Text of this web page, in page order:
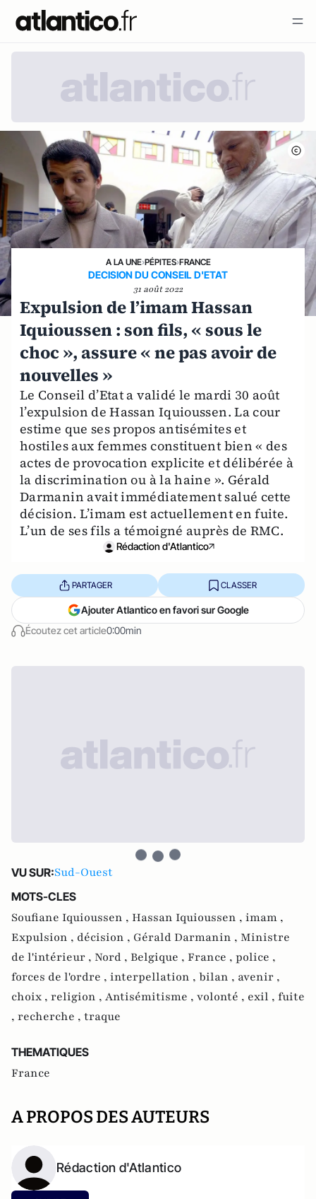
A LA UNE›PÉPITES›FRANCE
DECISION DU CONSEIL D'ETAT
31 août 2022
Expulsion de l’imam Hassan
Iquioussen : son fils, « sous le
choc », assure « ne pas avoir de
nouvelles »
Le Conseil d’Etat a validé le mardi 30 août
l’expulsion de Hassan Iquioussen. La cour
estime que ses propos antisémites et
hostiles aux femmes constituent bien « des
actes de provocation explicite et délibérée à
la discrimination ou à la haine ». Gérald
Darmanin avait immédiatement salué cette
décision. L’imam est actuellement en fuite.
L’un de ses fils a témoigné auprès de RMC.
Rédaction d'Atlantico
Écoutez cet article0:00min
PARTAGER CLASSER
Ajouter Atlantico en favori sur Google
VU SUR:Sud-Ouest
MOTS-CLES
Soufiane Iquioussen , Hassan Iquioussen , imam ,
Expulsion , décision , Gérald Darmanin , Ministre
de l'intérieur , Nord , Belgique , France , police ,
forces de l'ordre , interpellation , bilan , avenir ,
choix , religion , Antisémitisme , volonté , exil , fuite
, recherche , traque
THEMATIQUES
France
A PROPOS DES AUTEURS
Rédaction d'Atlantico